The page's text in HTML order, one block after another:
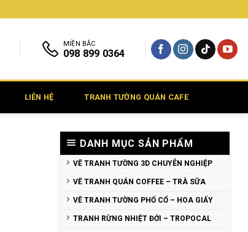
MIỀN BẮC
098 899 0364
LIÊN HỆ TRANH TƯỜNG QUÁN CAFE
DANH MỤC SẢN PHẨM
VẼ TRANH TƯỜNG 3D CHUYÊN NGHIỆP
VẼ TRANH QUÁN COFFEE – TRÀ SỮA
VẼ TRANH TƯỜNG PHỐ CỔ – HOA GIẤY
TRANH RỪNG NHIỆT ĐỚI – TROPOCAL